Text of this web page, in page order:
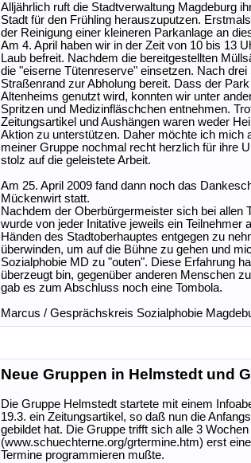
Alljährlich ruft die Stadtverwaltung Magdeburg
Stadt für den Frühling herauszuputzen.
der Reinigung einer kleineren Parkanlage an
Am 4. April haben wir in der Zeit von 10 bis 13
Laub befreit. Nachdem die bereitgestellten
die "eiserne Tütenreserve" einsetzen. Nach
Straßenrand zur Abholung bereit. Dass der
Altenheims genutzt wird, konnten wir unter
Spritzen und Medizinfläschchen entnehmen.
Zeitungsartikel und Aushängen waren weder
Aktion zu unterstützen. Daher möchte ich mich
meiner Gruppe nochmal recht herzlich für ihre
stolz auf die geleistete Arbeit.
Am 25. April 2009 fand dann noch das
Mückenwirt statt.
Nachdem der Oberbürgermeister sich bei allen
wurde von jeder Initative jeweils ein Teilnehmer
Händen des Stadtoberhauptes entgegen zu
überwinden, um auf die Bühne zu gehen und
Sozialphobie MD zu "outen". Diese Erfahrung
überzeugt bin, gegenüber anderen Menschen
gab es zum Abschluss noch eine Tombola.
Marcus / Gesprächskreis Sozialphobie
Neue Gruppen in Helmstedt und
Die Gruppe Helmstedt startete mit einem
19.3. ein Zeitungsartikel, so daß nun die
gebildet hat. Die Gruppe trifft sich alle 3
(www.schuechterne.org/grtermine.htm) erst
Termine programmieren mußte.